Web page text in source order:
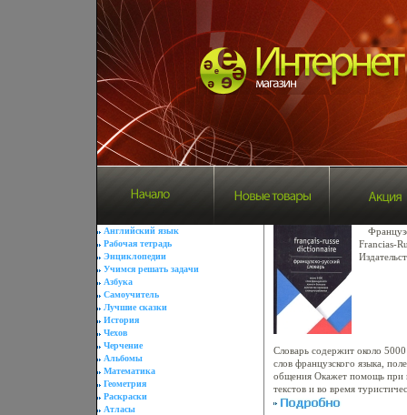
Английский язык
Рабочая тетрадь
Энциклопедии
Учимся решать задачи
Азбука
Самоучитель
Лучшие сказки
История
Чехов
Черчение
Альбомы
Математика
Геометрия
Раскраски
Атласы
Francias-
Словарь содержит около
слов французского языка,
общения Окажет помощь при
текстов и во время
аыявгдля самого широкого